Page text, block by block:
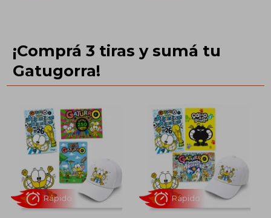
50%
$ 49.334
50%
dcto.
¡Comprá 3 tiras y sumá tu
Gatugorra!